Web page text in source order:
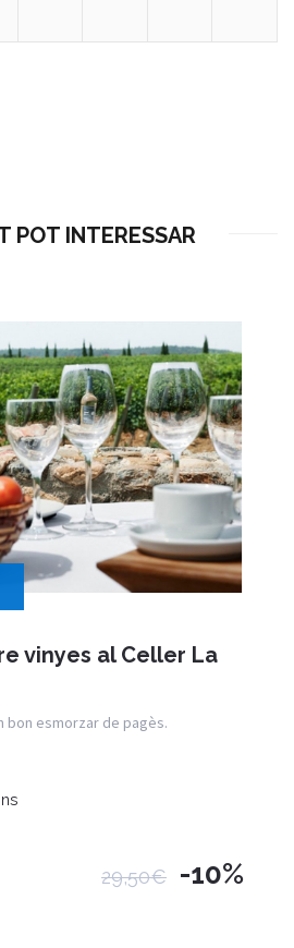
POT INTERESSAR
vinyes al Celler La
bon esmorzar de pagès.
29,50€ -10%